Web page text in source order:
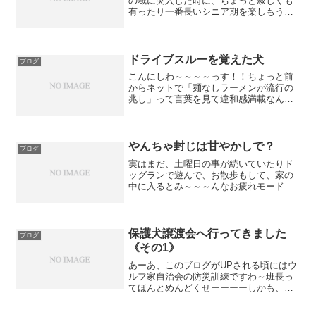
有ったり一番長いシニア期を楽しもうと
の無料情報誌でシニア犬...
ブログ ドライブスルーを覚えた犬
こんにしわ～～～～っす！！ちょっと前
からネットで「麺なしラーメンが流行の
兆し」って言葉を見て違和感満載なんだ
ン」とは言わせませんぜ？さ...
ブログ やんちゃ封じは甘やかしで？
実はまだ、土曜日の事が続いていたりド
ッグランで遊んで、お散歩もして、家の
中に入るとみ～～～んなお疲れモードで
れていようがお構いなしに...
ブログ
保護犬譲渡会へ行ってきました
《その1》
あーあ、このブログがUPされる頃にはウ
ルフ家自治会の防災訓練ですわ～班長っ
てほんとめんどくせーーーーしかも、し